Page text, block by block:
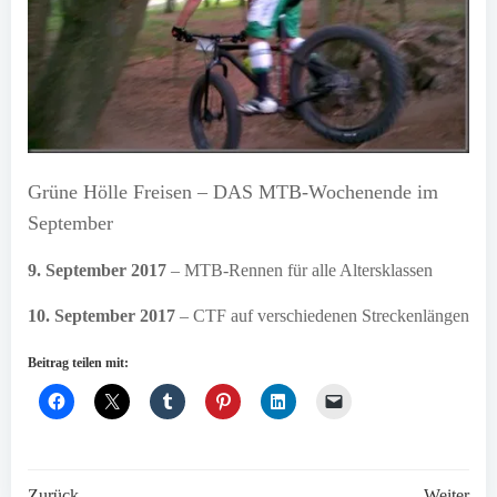
Grüne Hölle Freisen – DAS MTB-Wochenende im
September
9. September 2017 – MTB-Rennen für alle Altersklassen
10. September 2017 – CTF auf verschiedenen Streckenlängen
Beitrag teilen mit: